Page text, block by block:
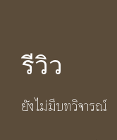
รีวิว
ยังไม่มีบทวิจารณ์